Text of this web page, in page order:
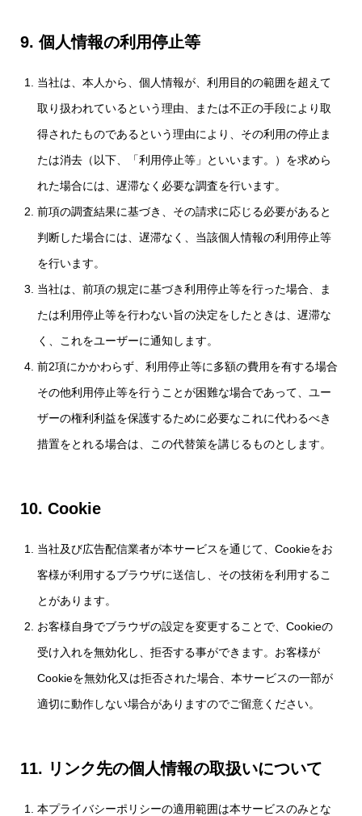
9. 個人情報の利用停止等
当社は、本人から、個人情報が、利用目的の範囲を超えて
取り扱われているという理由、または不正の手段により取
得されたものであるという理由により、その利用の停止ま
たは消去（以下、「利用停止等」といいます。）を求めら
れた場合には、遅滞なく必要な調査を行います。
前項の調査結果に基づき、その請求に応じる必要があると
判断した場合には、遅滞なく、当該個人情報の利用停止等
を行います。
当社は、前項の規定に基づき利用停止等を行った場合、ま
たは利用停止等を行わない旨の決定をしたときは、遅滞な
く、これをユーザーに通知します。
前2項にかかわらず、利用停止等に多額の費用を有する場合
その他利用停止等を行うことが困難な場合であって、ユー
ザーの権利利益を保護するために必要なこれに代わるべき
措置をとれる場合は、この代替策を講じるものとします。
10. Cookie
当社及び広告配信業者が本サービスを通じて、Cookieをお
客様が利用するブラウザに送信し、その技術を利用するこ
とがあります。
お客様自身でブラウザの設定を変更することで、Cookieの
受け入れを無効化し、拒否する事ができます。お客様が
Cookieを無効化又は拒否された場合、本サービスの一部が
適切に動作しない場合がありますのでご留意ください。
11. リンク先の個人情報の取扱いについて
本プライバシーポリシーの適用範囲は本サービスのみとな